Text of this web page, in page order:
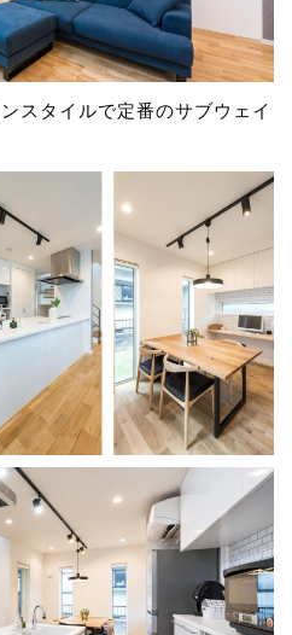
スタイルで定番のサブウェイ